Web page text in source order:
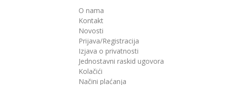
O nama
Kontakt
Novosti
Prijava/Registracija
Izjava o privatnosti
Jednostavni raskid ugovora
Kolačići
Načini plaćanja